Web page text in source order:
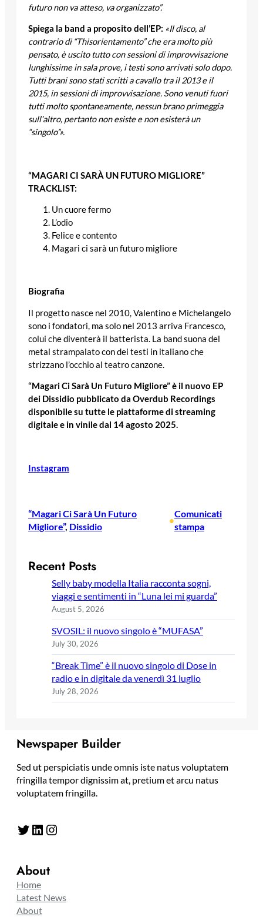
futuro non va atteso, va organizzato”.
Spiega la band a proposito dell’EP: «Il disco, al
contrario di “Thisorientamento” che era molto più
pensato, è uscito tutto con sessioni di improvvisazione
lunghissime in sala prove, i testi sono arrivati solo dopo.
Tutti brani sono stati scritti a cavallo tra il 2013 e il
2015, in sessioni di improvvisazione. Sono venuti fuori
tutti molto spontaneamente, nessun brano primeggia
sull’altro, pertanto non esiste e non esisterà un
“singolo”».
“MAGARI CI SARÀ UN FUTURO MIGLIORE”
TRACKLIST:
Un cuore fermo
L’odio
Felice e contento
Magari ci sarà un futuro migliore
Biografia
Il progetto nasce nel 2010, Valentino e Michelangelo
sono i fondatori, ma solo nel 2013 arriva Francesco,
colui che diventerà il batterista. La band suona del
metal strampalato con dei testi in italiano che
strizzano l’occhio al teatro canzone.
“Magari Ci Sarà Un Futuro Migliore” è il nuovo EP
dei Dissidio pubblicato da Overdub Recordings
disponibile su tutte le piattaforme di streaming
digitale e in vinile dal 14 agosto 2025.
Instagram
“Magari Ci Sarà Un Futuro
Migliore”, Dissidio
•
Comunicati
stampa
Recent Posts
Selly baby modella Italia racconta sogni,
viaggi e sentimenti in “Luna lei mi guarda”
August 5, 2026
SVOSIL: il nuovo singolo è “MUFASA”
July 30, 2026
“Break Time” è il nuovo singolo di Dose in
radio e in digitale da venerdì 31 luglio
July 28, 2026
Newspaper Builder
Sed ut perspiciatis unde omnis iste natus voluptatem
fringilla tempor dignissim at, pretium et arcu natus
voluptatem fringilla.
Twitter LinkedIn Instagram
About
Home
Latest News
About